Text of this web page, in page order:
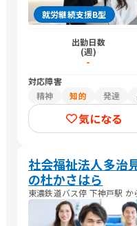
就労継続支援B型
出勤日数
(週)
-
対応障害
精神
知的 発達
気になる
社会福祉法人多治
の杜かさはら
東濃鉄道バス停 下神戸駅 か